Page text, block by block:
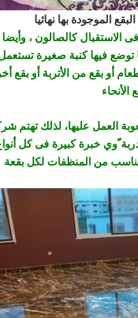
الموجودة بها نهائيا
الاستقبال كالصالون ،
أو بقع من الأتربة أو
العمل عليها، لذلك تهتم
ّوي خبرة كبيرة فى كل
من المنظفات لكل بقعة